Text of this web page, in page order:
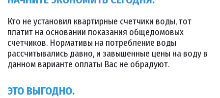
Кто не установил квартирные счетчики воды, тот
платит на основании показания общедомовых
счетчиков. Нормативы на потребление воды
рассчитывались давно, и завышенные цены на воду в
данном варианте оплаты Вас не обрадуют.
ЭТО ВЫГОДНО.